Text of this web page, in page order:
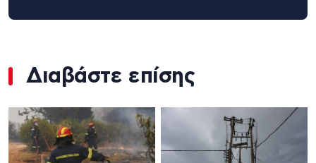
Διαβάστε επίσης